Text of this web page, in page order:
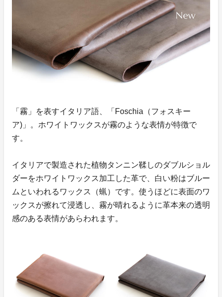
「霧」を表すイタリア語、「Foschia（フォスキー
ア)」。ホワイトワックスが霧のような表情が特徴で
す。
イタリアで製造された植物タンニン鞣しのダブルショル
ダーをホワイトワックス加工した革で、白い粉はブルー
ムといわれるワックス（蝋）です。使うほどに表面のワ
ックスが擦れて浸透し、霧が晴れるように革本来の透明
感のある表情があらわれます。